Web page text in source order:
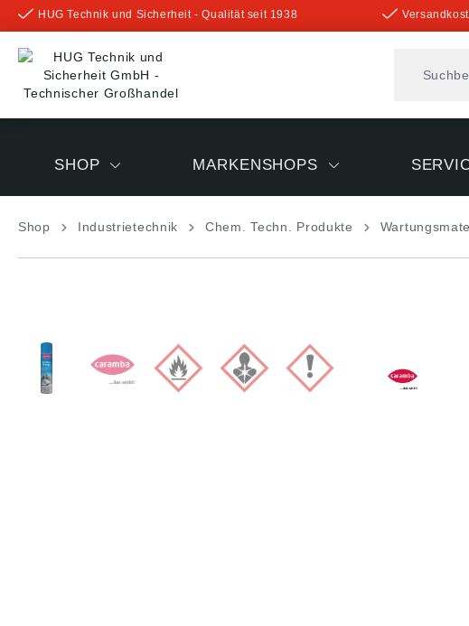
springen
HUG Technik und Sicherheit - Qualität seit 1938
SHOP MARKENSHOPS
Shop Industrietechnik Chem. Techn. Produkte